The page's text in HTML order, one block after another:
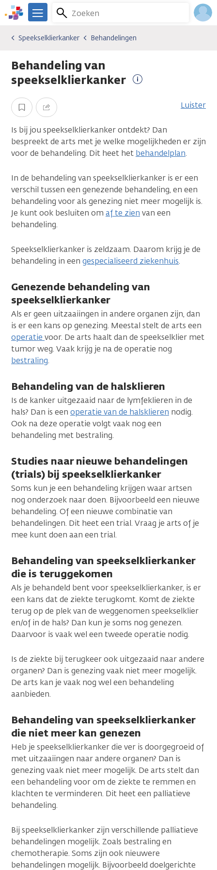
Overslaan
en
gaan
We
er
je.
Kanker.nl
Zoeken
Menu
Kankersoorten
Speekselklierkanker
Behandelingen
Speekselklierkanker Behandelingen
Behandeling van
speekselklierkanker
Opslaan Delen Luister
Is bij jou speekselklierkanker ontdekt? Dan
bespreekt de arts met je welke mogelijkheden er zijn
voor de behandeling. Dit heet het behandelplan.
In de behandeling van speekselklierkanker is er een
verschil tussen een genezende behandeling, en een
behandeling voor als genezing niet meer mogelijk is.
Je kunt ook besluiten om af te zien van een
behandeling.
Speekselklierkanker is zeldzaam. Daarom krijg je de
behandeling in een gespecialiseerd ziekenhuis.
Genezende behandeling van
speekselklierkanker
Als er geen uitzaaiingen in andere organen zijn, dan
is er een kans op genezing. Meestal stelt de arts een
operatie voor. De arts haalt dan de speekselklier met
tumor weg. Vaak krijg je na de operatie nog
bestraling.
Behandeling van de halsklieren
Is de kanker uitgezaaid naar de lymfeklieren in de
hals? Dan is een operatie van de halsklieren nodig.
Ook na deze operatie volgt vaak nog een
behandeling met bestraling.
Studies naar nieuwe behandelingen
(trials) bij speekselklierkanker
Soms kun je een behandeling krijgen waar artsen
nog onderzoek naar doen. Bijvoorbeeld een nieuwe
behandeling. Of een nieuwe combinatie van
behandelingen. Dit heet een trial. Vraag je arts of je
mee kunt doen aan een trial.
Behandeling van speekselklierkanker
die is teruggekomen
Als je behandeld bent voor speekselklierkanker, is er
een kans dat de ziekte terugkomt. Komt de ziekte
terug op de plek van de weggenomen speekselklier
en/of in de hals? Dan kun je soms nog genezen.
Daarvoor is vaak wel een tweede operatie nodig.
Is de ziekte bij terugkeer ook uitgezaaid naar andere
organen? Dan is genezing vaak niet meer mogelijk.
De arts kan je vaak nog wel een behandeling
aanbieden.
Behandeling van speekselklierkanker
die niet meer kan genezen
Heb je speekselklierkanker die ver is doorgegroeid of
met uitzaaiingen naar andere organen? Dan is
genezing vaak niet meer mogelijk. De arts stelt dan
een behandeling voor om de ziekte te remmen en
klachten te verminderen. Dit heet een palliatieve
behandeling.
Bij speekselklierkanker zijn verschillende palliatieve
behandelingen mogelijk. Zoals bestraling en
chemotherapie. Soms zijn ook nieuwere
behandelingen mogelijk. Bijvoorbeeld doelgerichte